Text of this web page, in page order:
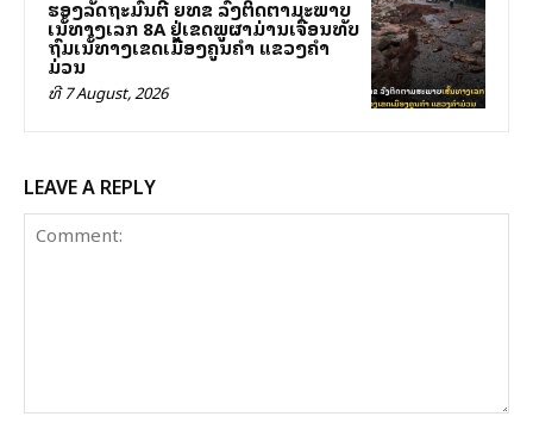
ຮອງລັດຖະມົນຕີ ຍທຂ ລົງຕິດຕາມສະພາບ
ເສັ້ນທາງເລກ 8A ຢູ່ເຂດພູຜາມ່ານເຈື່ອນທັບ
ຖົມເສັ້ນທາງເຂດເມືອງຄູນຄໍາ ແຂວງຄໍາ
ມ່ວນ
ທີ 7 August, 2026
LEAVE A REPLY